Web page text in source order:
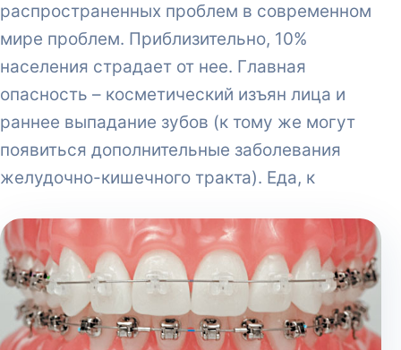
распространенных проблем в современном
мире проблем. Приблизительно, 10%
населения страдает от нее. Главная
опасность – косметический изъян лица и
раннее выпадание зубов (к тому же могут
появиться дополнительные заболевания
желудочно-кишечного тракта). Еда, к